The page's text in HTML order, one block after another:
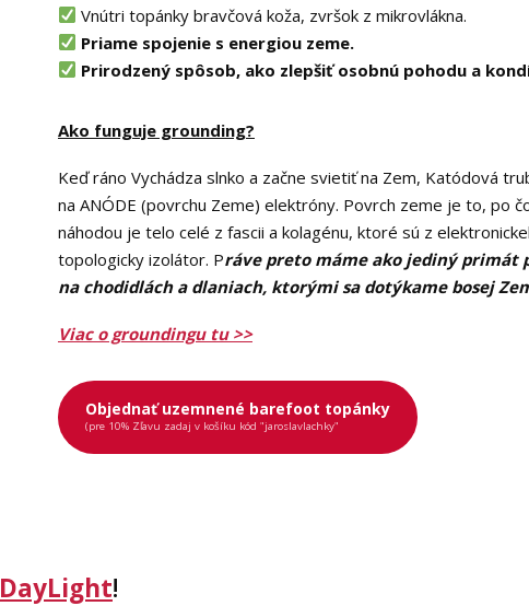
Vnútri topánky bravčová koža, zvršok z mikrovlákna.
Priame spojenie s energiou zeme.
Prirodzený spôsob, ako zlepšiť osobnú pohodu a
Ako funguje grounding?
Keď ráno Vychádza slnko a začne svietiť na Zem, Katódová
na ANÓDE (povrchu Zeme) elektróny. Povrch zeme je to, po
náhodou je telo celé z fascii a kolagénu, ktoré sú z
topologicky izolátor. Práve preto máme ako jediný primát
na chodidlách a dlaniach, ktorými sa dotýkame bosej
Viac o groundingu tu >>
Objednať uzemnené barefoot topánky
(pre 10% Zľavu zadaj v košíku kód "jaroslavlachky"
DayLight!